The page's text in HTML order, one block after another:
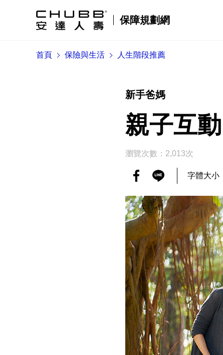
保障規劃網
首頁 保險與生活 人生階段推薦
新手爸媽
親子互
瀏覽次數：2,013次
字體大小